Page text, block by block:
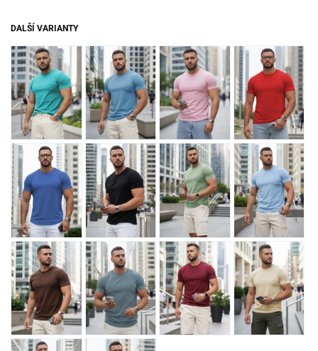
DALŠÍ VARIANTY